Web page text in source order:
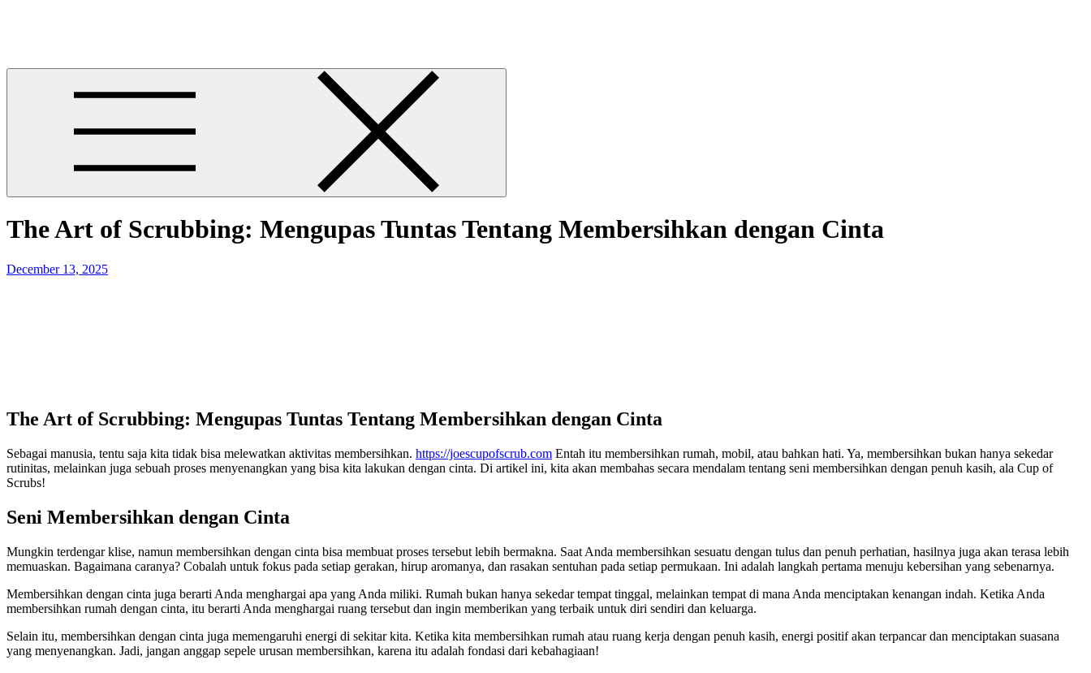
The Art of Scrubbing: Mengupas Tuntas Tentang Membersihkan dengan Cinta
Posted
December 13, 2025
The Art of Scrubbing: Mengupas Tuntas Tentang Membersihkan dengan Cinta
Sebagai manusia, tentu saja kita tidak bisa melewatkan aktivitas membersihkan. https://joescupofscrub.com Entah itu membersihkan rumah, mobil, atau bahkan hati. Ya, membersihkan bukan hanya sekedar
rutinitas, melainkan juga sebuah proses menyenangkan yang bisa kita lakukan dengan cinta. Di artikel ini, kita akan membahas secara mendalam tentang seni membersihkan dengan penuh kasih, ala Cup of
Scrubs!
Seni Membersihkan dengan Cinta
Mungkin terdengar klise, namun membersihkan dengan cinta bisa membuat proses tersebut lebih bermakna. Saat Anda membersihkan sesuatu dengan tulus dan penuh perhatian, hasilnya juga akan terasa lebih
memuaskan. Bagaimana caranya? Cobalah untuk fokus pada setiap gerakan, hirup aromanya, dan rasakan sentuhan pada setiap permukaan. Ini adalah langkah pertama menuju kebersihan yang sebenarnya.
Membersihkan dengan cinta juga berarti Anda menghargai apa yang Anda miliki. Rumah bukan hanya sekedar tempat tinggal, melainkan tempat di mana Anda menciptakan kenangan indah. Ketika Anda
membersihkan rumah dengan cinta, itu berarti Anda menghargai ruang tersebut dan ingin memberikan yang terbaik untuk diri sendiri dan keluarga.
Selain itu, membersihkan dengan cinta juga memengaruhi energi di sekitar kita. Ketika kita membersihkan rumah atau ruang kerja dengan penuh kasih, energi positif akan terpancar dan menciptakan suasana
yang menyenangkan. Jadi, jangan anggap sepele urusan membersihkan, karena itu adalah fondasi dari kebahagiaan!